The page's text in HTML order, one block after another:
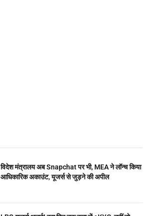
विदेश मंत्रालय अब Snapchat पर भी, MEA ने लॉन्च किया
आधिकारिक अकाउंट, यूजर्स से जुड़ने की अपील